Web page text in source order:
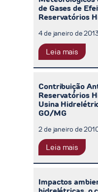
de Gases de
Reservatórios
4 de janeiro de
Leia mais
Contribuição
Reservatórios
Usina
GO/MG
2 de janeiro de
Leia mais
Impactos